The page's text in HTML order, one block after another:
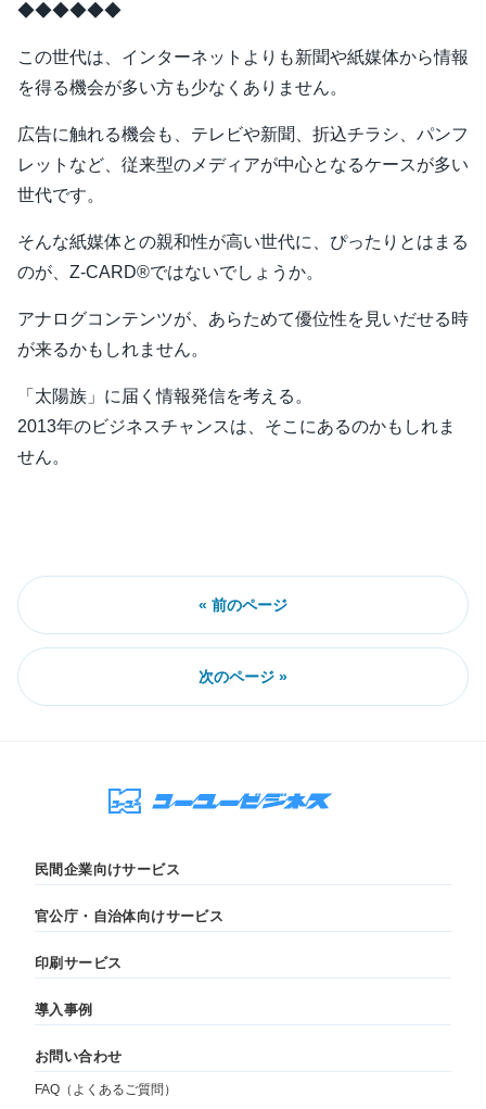
◆◆◆◆◆◆
この世代は、インターネットよりも新聞や紙媒体から情報
を得る機会が多い方も少なくありません。
広告に触れる機会も、テレビや新聞、折込チラシ、パンフ
レットなど、従来型のメディアが中心となるケースが多い
世代です。
そんな紙媒体との親和性が高い世代に、ぴったりとはまる
のが、Z-CARD®ではないでしょうか。
アナログコンテンツが、あらためて優位性を見いだせる時
が来るかもしれません。
「太陽族」に届く情報発信を考える。
2013年のビジネスチャンスは、そこにあるのかもしれま
せん。
« 前のページ
次のページ »
民間企業向けサービス
官公庁・自治体向けサービス
印刷サービス
導入事例
お問い合わせ
FAQ（よくあるご質問）